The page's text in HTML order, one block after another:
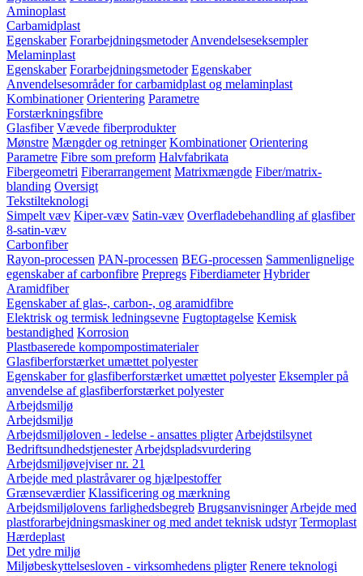
Aminoplast
Carbamidplast
Egenskaber Forarbejdningsmetoder Anvendelseseksempler
Melaminplast
Egenskaber Forarbejdningsmetoder Egenskaber
Anvendelsesområder for carbamidplast og melaminplast
Kombinationer Orientering Parametre
Forstærkningsfibre
Glasfiber Vævede fiberprodukter
Mønstre Mængder og retninger Kombinationer Orientering
Parametre Fibre som preform Halvfabrikata
Fibergeometri Fiberarrangement Matrixmængde Fiber/matrix-
blanding Oversigt
Tekstilteknologi
Simpelt væv Kiper-væv Satin-væv Overfladebehandling af glasfiber
8-satin-væv
Carbonfiber
Rayon-processen PAN-processen BEG-processen Sammenlignelige
egenskaber af carbonfibre Prepregs Fiberdiameter Hybrider
Aramidfiber
Egenskaber af glas-, carbon-, og aramidfibre
Elektrisk og termisk ledningsevne Fugtoptagelse Kemisk
bestandighed Korrosion
Plastbaserede kompompostimaterialer
Glasfiberforstærket umættet polyester
Egenskaber for glasfiberforstærket umættet polyester Eksempler på
anvendelse af glasfiberforstærket polyester
Arbejdsmiljø
Arbejdsmiljø
Arbejdsmiljøloven - ledelse - ansattes pligter Arbejdstilsynet
Bedriftsundhedstjenester Arbejdspladsvurdering
Arbejdsmiljøvejviser nr. 21
Arbejde med plastråvarer og hjælpestoffer
Grænseværdier Klassificering og mærkning
Arbejdsmiljølovens farlighedsbegreb Brugsanvisninger Arbejde med
plastforarbejdningsmaskiner og med andet teknisk udstyr Termoplast
Hærdeplast
Det ydre miljø
Miljøbeskyttelsesloven - virksomhedens pligter Renere teknologi